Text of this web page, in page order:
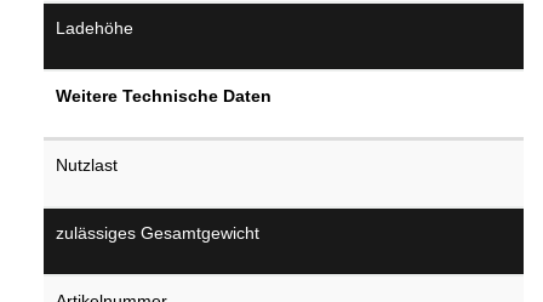
Ladehöhe
Weitere Technische Daten
Nutzlast
zulässiges Gesamtgewicht